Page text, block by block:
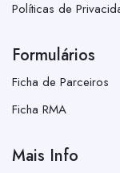
Políticas de
Formulários
Ficha de Parceiros
Ficha RMA
Mais Info